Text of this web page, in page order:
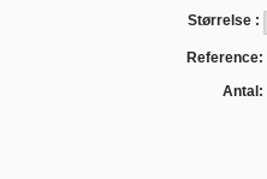
Størrelse :
Reference:
Antal: